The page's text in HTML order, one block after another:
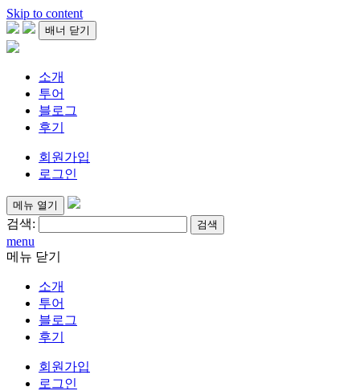
Skip to content
배너 닫기
소개
투어
블로그
후기
회원가입
로그인
메뉴 열기
검색:
menu
메뉴 닫기
소개
투어
블로그
후기
회원가입
로그인